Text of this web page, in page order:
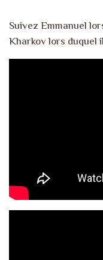
Suivez Emmanuel
Kharkov lors duquel